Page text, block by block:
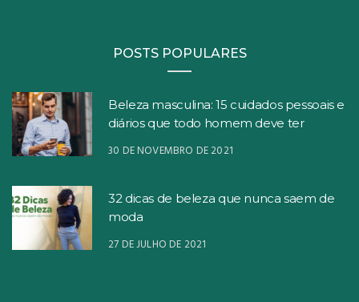
POSTS POPULARES
Beleza masculina: 15 cuidados pessoais e
diários que todo homem deve ter
30 DE NOVEMBRO DE 2021
32 dicas de beleza que nunca saem de
moda
27 DE JULHO DE 2021